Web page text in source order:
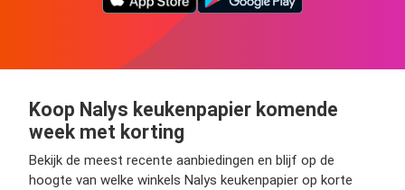
Koop Nalys keukenpapier komende
week met korting
Bekijk de meest recente aanbiedingen en blijf op de
hoogte van welke winkels Nalys keukenpapier op korte